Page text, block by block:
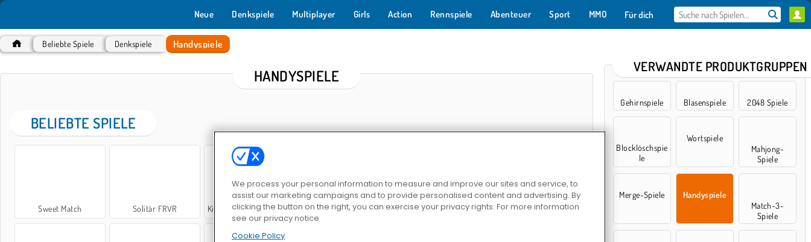
Neue Denkspiele Multiplayer Girls Action Rennspiele Abenteuer Sport MMO Für dich
Beliebte Spiele Denkspiele Handyspiele
HANDYSPIELE
BELIEBTE SPIELE
Sweet Match Solitär FRVR Kings and Queens: Solitaire TriPeaks Merge Haven Mahjong Link Farm Merge Valley
VERWANDTE PRODUKTGRUPPEN
Gehirnspiele Blasenspiele 2048 Spiele
Blocklöschspie
le
Wortspiele
Mahjong-
Spiele
Merge-Spiele
Handyspiele
Match-3-
Spiele
We process your personal information to measure and improve our sites and service, to
assist our marketing campaigns and to provide personalised content and advertising. By
clicking the button on the right, you can exercise your privacy rights. For more information
see our privacy notice
Cookie Policy